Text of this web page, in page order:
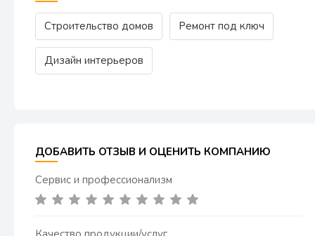
Строительство домов Ремонт под ключ
Дизайн интерьеров
ДОБАВИТЬ ОТЗЫВ И ОЦЕНИТЬ КОМПАНИЮ
Сервис и профессионализм